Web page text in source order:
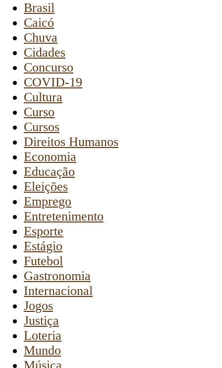
Brasil
Caicó
Chuva
Cidades
Concurso
COVID-19
Cultura
Curso
Cursos
Direitos Humanos
Economia
Educação
Eleições
Emprego
Entretenimento
Esporte
Estágio
Futebol
Gastronomia
Internacional
Jogos
Justiça
Loteria
Mundo